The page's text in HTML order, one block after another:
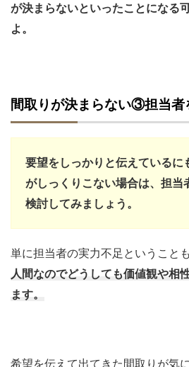
が決まらないといったことになる
よ。
間取りが決まらない③担当者
要望をしっかりと伝えているに
がしっくりこない場合は、担当
検討してみましょう。
単に担当者の実力不足ということ
人間なのでどうしても価値観や相
ます。
希望を伝えて出てきた間取りが気